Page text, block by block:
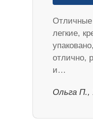
легкие,
отлично,
и…
Ольга П.,